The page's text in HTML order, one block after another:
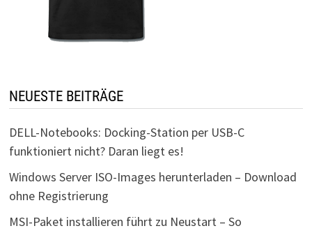
NEUESTE BEITRÄGE
DELL-Notebooks: Docking-Station per USB-C
funktioniert nicht? Daran liegt es!
Windows Server ISO-Images herunterladen – Download
ohne Registrierung
MSI-Paket installieren führt zu Neustart – So